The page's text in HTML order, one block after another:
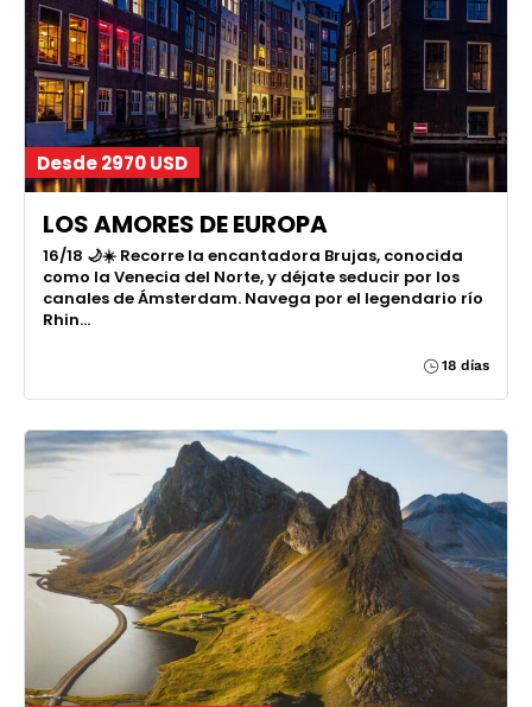
Desde 2970 USD
LOS AMORES DE EUROPA
16/18 🌙☀️ Recorre la encantadora Brujas, conocida
como la Venecia del Norte, y déjate seducir por los
canales de Ámsterdam. Navega por el legendario río
Rhin...
18 días